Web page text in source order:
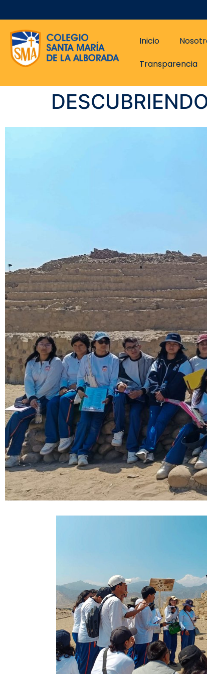
Inicio
Transparencia